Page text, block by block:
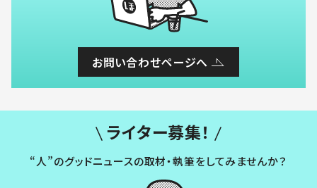
お問い合わせページへ
ライター募集！
“人”のグッドニュースの取材・執筆をしてみませんか？